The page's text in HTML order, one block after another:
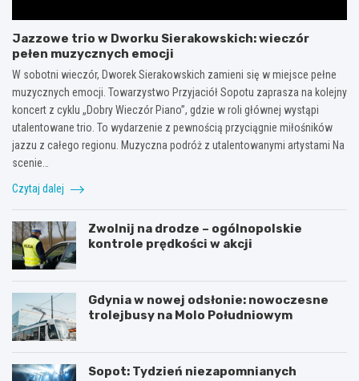
Jazzowe trio w Dworku Sierakowskich: wieczór
pełen muzycznych emocji
W sobotni wieczór, Dworek Sierakowskich zamieni się w miejsce pełne
muzycznych emocji. Towarzystwo Przyjaciół Sopotu zaprasza na kolejny
koncert z cyklu „Dobry Wieczór Piano”, gdzie w roli głównej wystąpi
utalentowane trio. To wydarzenie z pewnością przyciągnie miłośników
jazzu z całego regionu. Muzyczna podróż z utalentowanymi artystami Na
scenie…
Czytaj dalej
Zwolnij na drodze – ogólnopolskie
kontrole prędkości w akcji
Gdynia w nowej odsłonie: nowoczesne
trolejbusy na Molo Południowym
Sopot: Tydzień niezapomnianych